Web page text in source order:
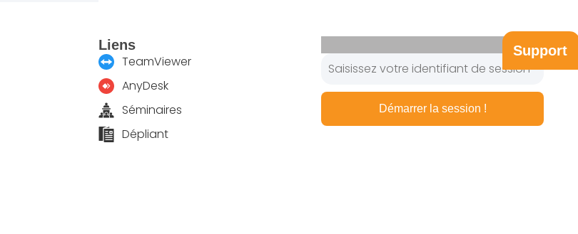
Liens
TeamViewer
AnyDesk
Séminaires
Dépliant
Démarrer la session !
Support